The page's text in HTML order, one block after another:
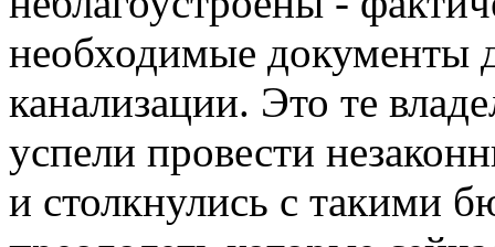
необходимые документы
канализации. Это те
успели провести
и столкнулись с такими